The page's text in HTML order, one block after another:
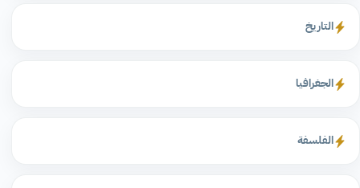
التاريخ
الجغرافيا
الفلسفة